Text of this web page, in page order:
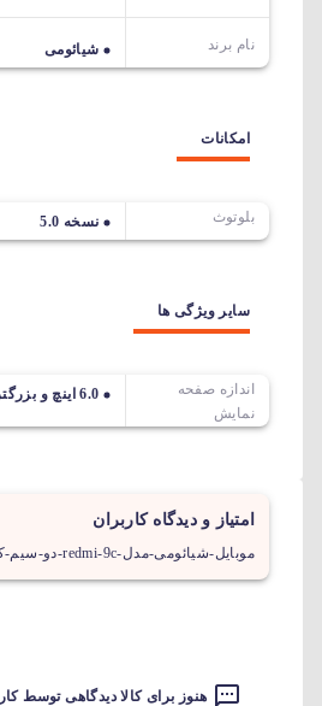
نام برند شیائومی
امکانات
بلوتوث نسخه 5.0
سایر ویژگی ها
اندازه صفحه
نمایش
6.0 اینچ و بزرگتر
امتیاز و دیدگاه کاربران
موبایل-شیائومی-مدل-redmi-9c-دو-سیم-کارت-64
هنوز برای کالا دیدگاهی توسط